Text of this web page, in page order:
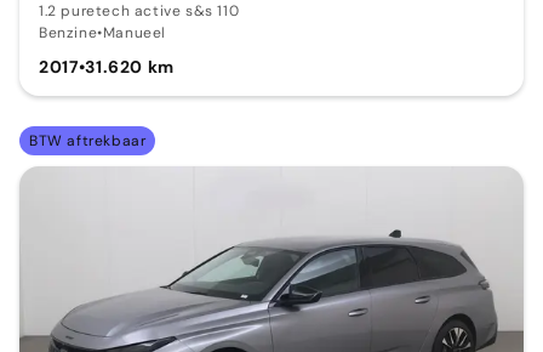
1.2 puretech active s&s 110
Benzine•Manueel
2017•31.620 km
BTW aftrekbaar